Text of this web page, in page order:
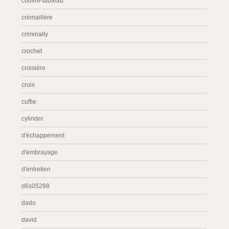
crémaillère
criminally
crochet
croisière
croix
cuffie
cylinder
d'échappement
d'embrayage
d'entretien
d6s05288
dado
david